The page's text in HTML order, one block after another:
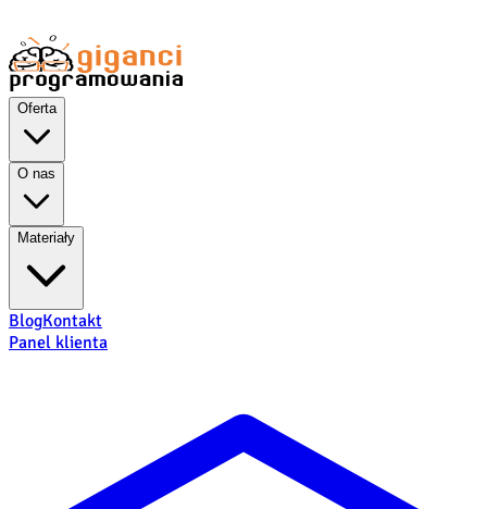
Oferta
O nas
Materiały
BlogKontakt
Panel klienta